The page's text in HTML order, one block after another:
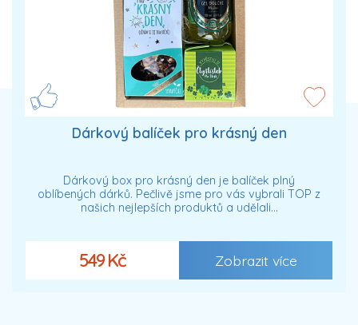
Dárkový balíček pro krásný den
Dárkový box pro krásný den je balíček plný
oblíbených dárků. Pečlivě jsme pro vás vybrali TOP z
našich nejlepších produktů a udělali…
549 Kč Zobrazit více